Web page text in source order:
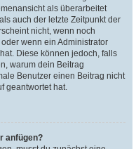
als überarbeitet
auch der letzte Zeitpunkt der
nicht, wenn noch
wenn ein Administrator
Diese können jedoch, falls
warum dein Beitrag
Benutzer einen Beitrag nicht
geantwortet hat.
anfügen?